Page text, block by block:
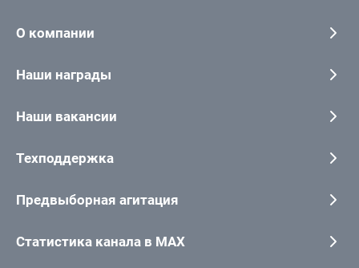
О компании
Наши награды
Наши вакансии
Техподдержка
Предвыборная агитация
Статистика канала в MAX